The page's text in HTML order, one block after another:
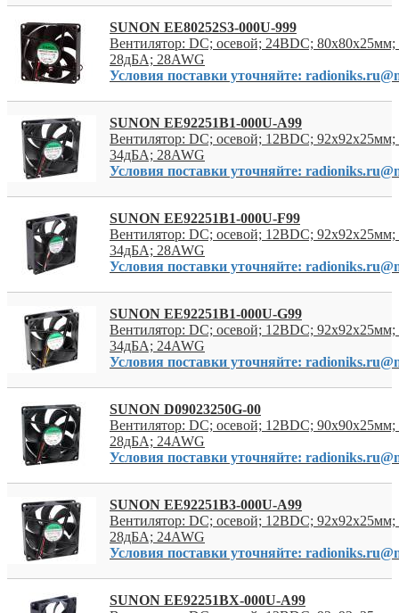
SUNON EE80252S3-000U-999
Вентилятор: DC; осевой; 24ВDC; 80x80x25мм;
28дБА; 28AWG
Условия поставки уточняйте:
SUNON EE92251B1-000U-A99
Вентилятор: DC; осевой; 12ВDC; 92x92x25мм;
34дБА; 28AWG
Условия поставки уточняйте:
SUNON EE92251B1-000U-F99
Вентилятор: DC; осевой; 12ВDC; 92x92x25мм;
34дБА; 28AWG
Условия поставки уточняйте:
SUNON EE92251B1-000U-G99
Вентилятор: DC; осевой; 12ВDC; 92x92x25мм;
34дБА; 24AWG
Условия поставки уточняйте:
SUNON D09023250G-00
Вентилятор: DC; осевой; 12ВDC; 90x90x25мм;
28дБА; 24AWG
Условия поставки уточняйте:
SUNON EE92251B3-000U-A99
Вентилятор: DC; осевой; 12ВDC; 92x92x25мм;
28дБА; 24AWG
Условия поставки уточняйте:
SUNON EE92251BX-000U-A99